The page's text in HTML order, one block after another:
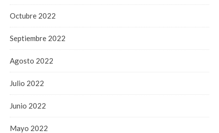
Octubre 2022
Septiembre 2022
Agosto 2022
Julio 2022
Junio 2022
Mayo 2022